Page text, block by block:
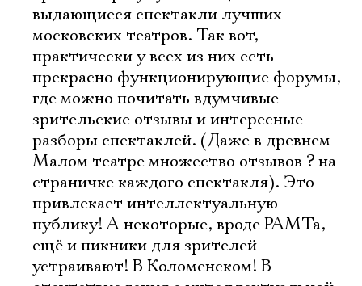
выдающиеся спектакли лучших
московских театров. Так вот,
практически у всех из них есть
прекрасно функционирующие форумы,
где можно почитать вдумчивые
зрительские отзывы и интересные
разборы спектаклей. (Даже в древнем
Малом театре множество отзывов ? на
страничке каждого спектакля). Это
привлекает интеллектуальную
публику! А некоторые, вроде РАМТа,
ещё и пикники для зрителей
устраивают! В Коломенском! В